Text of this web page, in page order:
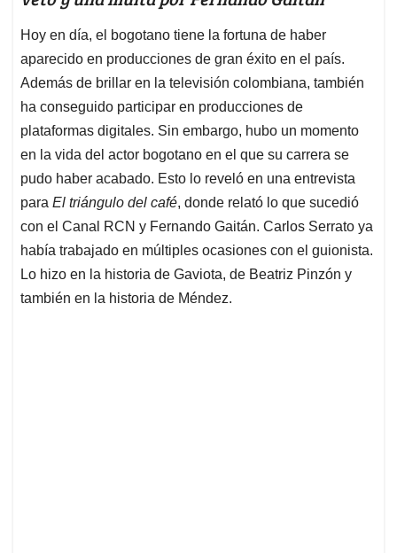
Hoy en día, el bogotano tiene la fortuna de haber
aparecido en producciones de gran éxito en el país.
Además de brillar en la televisión colombiana, también
ha conseguido participar en producciones de
plataformas digitales. Sin embargo, hubo un momento
en la vida del actor bogotano en el que su carrera se
pudo haber acabado. Esto lo reveló en una entrevista
para El triángulo del café, donde relató lo que sucedió
con el Canal RCN y Fernando Gaitán. Carlos Serrato ya
había trabajado en múltiples ocasiones con el guionista.
Lo hizo en la historia de Gaviota, de Beatriz Pinzón y
también en la historia de Méndez.